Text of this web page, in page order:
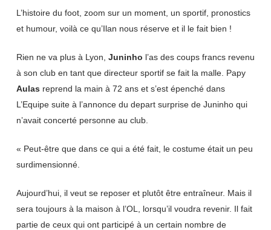
L’histoire du foot, zoom sur un moment, un sportif, pronostics
et humour, voilà ce qu’Ilan nous réserve et il le fait bien !
Rien ne va plus à Lyon, Juninho l’as des coups francs revenu
à son club en tant que directeur sportif se fait la malle. Papy
Aulas reprend la main à 72 ans et s’est épenché dans
L’Equipe suite à l’annonce du depart surprise de Juninho qui
n’avait concerté personne au club.
« Peut-être que dans ce qui a été fait, le costume était un peu
surdimensionné.
Aujourd’hui, il veut se reposer et plutôt être entraîneur. Mais il
sera toujours à la maison à l’OL, lorsqu’il voudra revenir. Il fait
partie de ceux qui ont participé à un certain nombre de